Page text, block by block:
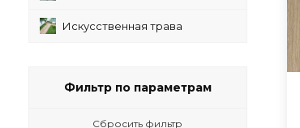
Искусственная трава
Фильтр по параметрам
Сбросить фильтр